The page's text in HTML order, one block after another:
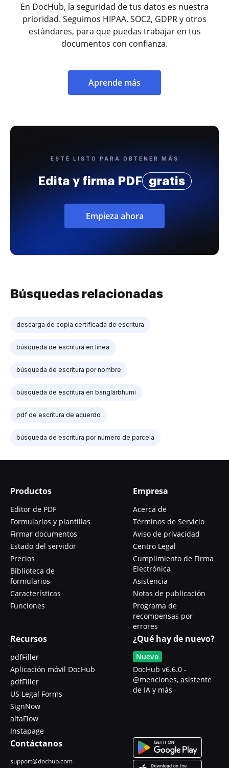
En DocHub, la seguridad de tus datos es nuestra
prioridad. Seguimos HIPAA, SOC2, GDPR y otros
estándares, para que puedas trabajar en tus
documentos con confianza.
Aprende más
ESTÉ LISTO PARA OBTENER MÁS
Edita y firma PDF gratis
Empieza ahora
Búsquedas relacionadas
descarga de copia certificada de escritura
búsqueda de escritura en línea
búsqueda de escritura por nombre
búsqueda de escritura en banglarbhumi
pdf de escritura de acuerdo
búsqueda de escritura por número de parcela
Productos
Editor de PDF
Formularios y plantillas
Firmar documentos
Estado del servidor
Precios
Biblioteca de
formularios
Características
Funciones
Empresa
Acerca de
Términos de Servicio
Aviso de privacidad
Centro Legal
Cumplimiento de Firma
Electrónica
Asistencia
Notas de publicación
Programa de
recompensas por
errores
Recursos
pdfFiller
Aplicación móvil DocHub
pdfFiller
US Legal Forms
SignNow
altaFlow
Instapage
¿Qué hay de nuevo?
Nuevo
DocHub v6.6.0 -
@menciones, asistente
de IA y más
Contáctanos
support@dochub.com